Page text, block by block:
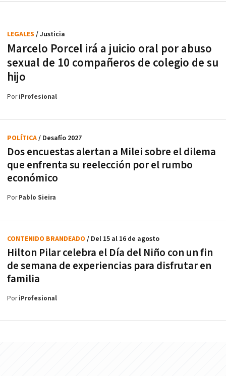
Marcelo Porcel irá a juicio oral por abuso
sexual de 10 compañeros de colegio de su
hijo
LEGALES / Justicia
PoriProfesional
Dos encuestas alertan a Milei sobre el dilema
que enfrenta su reelección por el rumbo
económico
POLÍTICA/ Desafío 2027
PorPablo Sieira
Hilton Pilar celebra el Día del Niño con un fin
de semana de experiencias para disfrutar en
familia
CONTENIDO BRANDEADO / Del 15 al 16 de agosto
PoriProfesional